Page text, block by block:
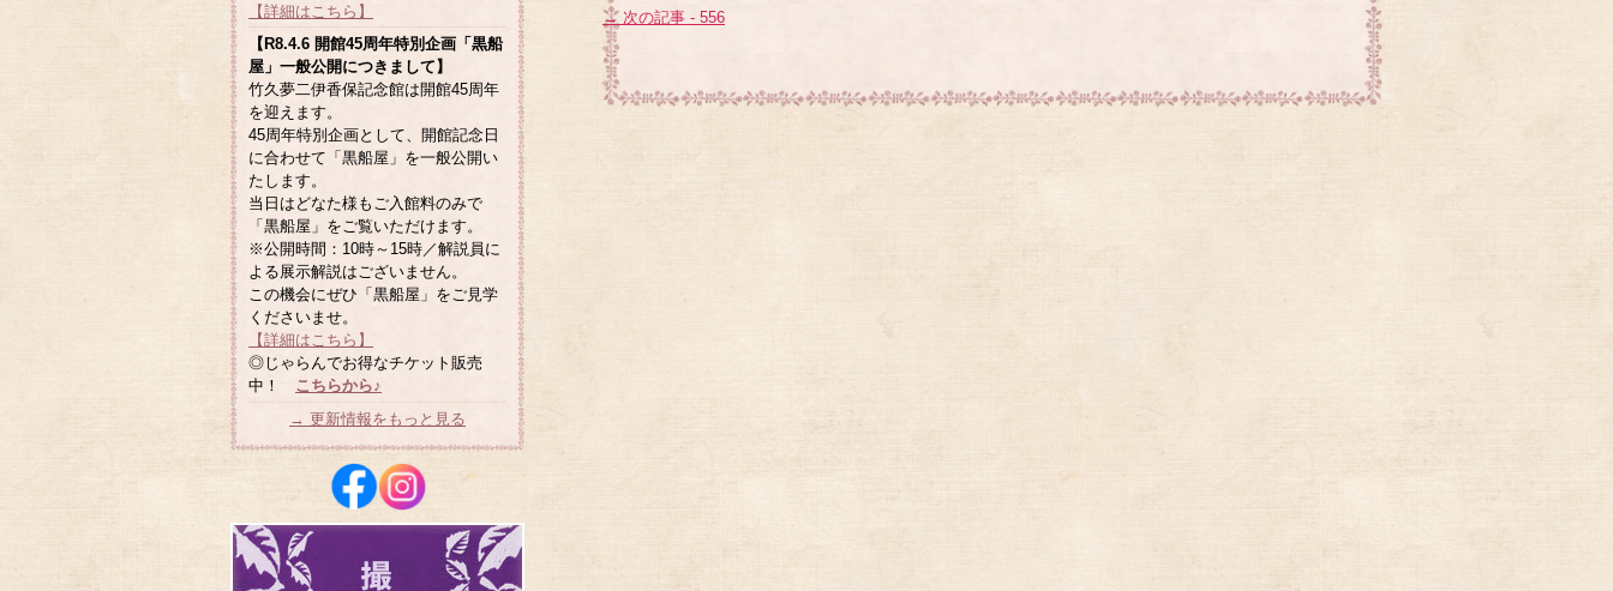
→ 次の記事 - 556
【詳細はこちら】
【R8.4.6 開館45周年特別企画「黒船
屋」一般公開につきまして】
竹久夢二伊香保記念館は開館45周年
を迎えます。
45周年特別企画として、開館記念日
に合わせて「黒船屋」を一般公開い
たします。
当日はどなた様もご入館料のみで
「黒船屋」をご覧いただけます。
※公開時間：10時～15時／解説員に
よる展示解説はございません。
この機会にぜひ「黒船屋」をご見学
くださいませ。
【詳細はこちら】
◎じゃらんでお得なチケット販売
中！ こちらから♪
→ 更新情報をもっと見る